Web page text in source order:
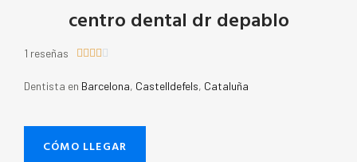
centro dental dr depablo
1 reseñas     
Dentista en Barcelona, Castelldefels, Cataluña
CÓMO LLEGAR